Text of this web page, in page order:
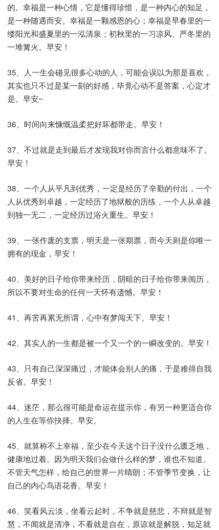
的。幸福是一种心情，它是懂得珍惜，是一种内心的知足，
是一种随遇而安。幸福是一颗感恩的心；幸福是早春里的一
缕阳光和盛夏里的一泓清泉；初秋里的一习凉风、严冬里的
一堆篝火。早安！
35、人一生会碰见很多心动的人，可能会误以为那是喜欢，
其实也只不过是某一刻的好感，毕竟心动不是答案，心定才
是。早安~
36、时间向来慷慨温柔把好坏都带走。早安！
37、不过就是走到最后才发现我对你而言什么都意味不了。
早安！
38、一个人从平凡到优秀，一定是经历了辛勤的付出，一个
人从优秀到卓越，一定经历了地狱般的历练，一个人从卓越
到独一无二，一定经历过浴火重生。早安！
39、一张作废的支票，明天是一张期票，而今天则是你唯一
拥有的现金，早安！
40、美好的日子给你带来经历，阴暗的日子给你带来阅历，
所以不要对生命的任何一天怀有遗憾。早安！
41、再苦再累无所谓，心中有梦闯天下。早安！
42、其实人的一生都是被一个又一个的一瞬改变的。早安！
43、只有自己深深痛过，才能体会别人的痛，于是难得自我
反省。早安！
44、迷茫，那么很可能是命运在提示你，有另一种更适合你
的人生在等你抉择。早安。
45、就算称不上幸福，至少在今天这个日子没什么匮乏地，
健康地过着。因为明天我们会做什么样的梦，谁也不知道。
不管天气怎样，给自己的世界一片晴朗；不管季节变换，让
自己的内心鸟语花香。早安！
46、笑看风云淡，坐看云起时，不争就是慈悲，不辩就是智
慧，不闻就是清净，不看就是自在，原谅就是解脱，知足就